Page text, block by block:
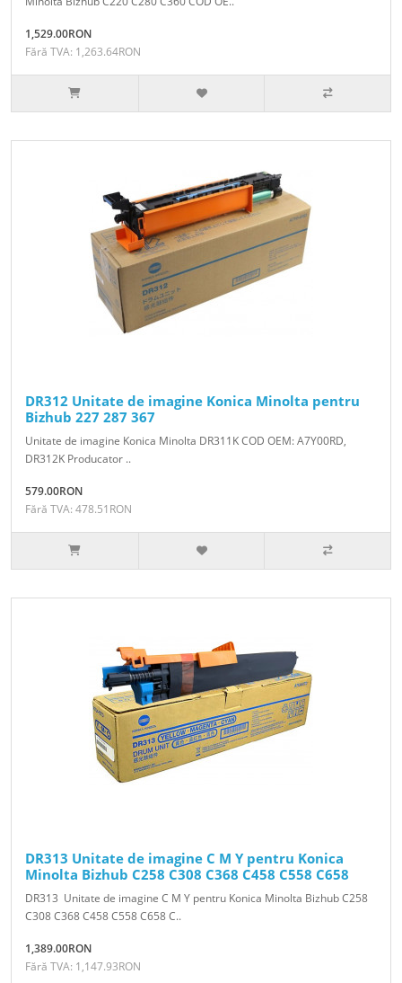
1,529.00RON
Fără TVA: 1,263.64RON
DR312 Unitate de imagine Konica Minolta pentru
Bizhub 227 287 367
Unitate de imagine Konica Minolta DR311K COD OEM: A7Y00RD,
DR312K Producator ..
579.00RON
Fără TVA: 478.51RON
DR313 Unitate de imagine C M Y pentru Konica
Minolta Bizhub C258 C308 C368 C458 C558 C658
DR313 Unitate de imagine C M Y pentru Konica Minolta Bizhub C258
C308 C368 C458 C558 C658 C..
1,389.00RON
Fără TVA: 1,147.93RON